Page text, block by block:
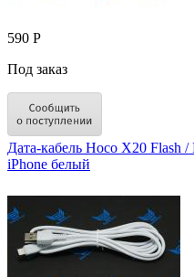
590 Р
Под заказ
Дата-кабель Hoco X20 Flash
iPhone белый